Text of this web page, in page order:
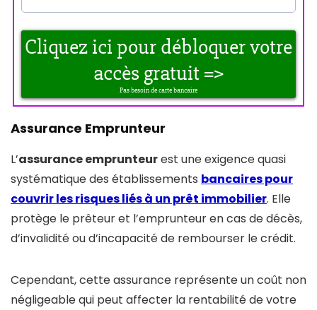
Assurance Emprunteur
L’assurance emprunteurest une exigence quasi
systématique des établissements bancaires pour
couvrir les risques liés à un prêt immobilier. Elle
protège le prêteur et l’emprunteur en cas de décès,
d’invalidité ou d’incapacité de rembourser le crédit.
Cependant, cette assurance représente un coût non
négligeable qui peut affecter la rentabilité de votre